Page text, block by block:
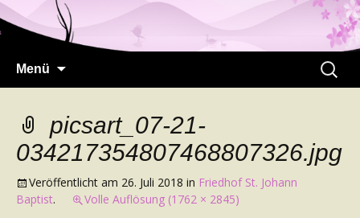
Menü
Suchen
nach:
picsart_07-21-
034217354807468807326.jpg
Veröffentlicht am 26. Juli 2018 in Friedhof St. Johann
Baptist. Volle Auflösung (1762 × 2845)